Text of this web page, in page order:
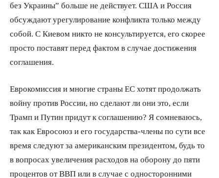
без Украины” больше не действует. США и Россия
обсуждают урегулирование конфликта только между
собой. С Киевом никто не консультируется, его скорее
просто поставят перед фактом в случае достижения
соглашения.
Еврокомиссия и многие страны ЕС хотят продолжать
войну против России, но сделают ли они это, если
Трамп и Путин придут к соглашению? Я сомневаюсь,
так как Евросоюз и его государства-члены по сути все
время следуют за американским президентом, будь то
в вопросах увеличения расходов на оборону до пяти
процентов от ВВП или в случае с односторонними